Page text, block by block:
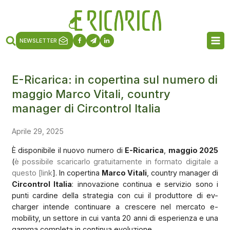
NEWSLETTER
E-Ricarica: in copertina sul numero di
maggio Marco Vitali, country
manager di Circontrol Italia
Aprile 29, 2025
È disponibile il nuovo numero di E-Ricarica
maggio 2025
(è possibile scaricarlo gratuitamente in formato digitale a
questo [link]. In copertina Marco Vitali , country manager di
Circontrol Italia: innovazione continua e servizio sono i
punti cardine della strategia con cui il produttore di ev-
charger intende continuare a crescere nel mercato e-
mobility, un settore in cui vanta 20 anni di esperienza e una